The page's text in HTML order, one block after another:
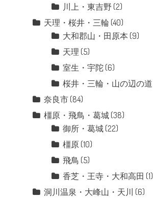
川上・東吉野 (2)
天理・桜井・三輪 (40)
大和郡山・田原本 (9)
天理 (5)
室生・宇陀(6)
桜井・三輪・山の辺の道
奈良市(84)
橿原・飛鳥・葛城(38)
御所・葛城(22)
橿原(10)
飛鳥 (5)
香芝・王寺・大和高田 (1)
洞川温泉・大峰山・天川 (6)